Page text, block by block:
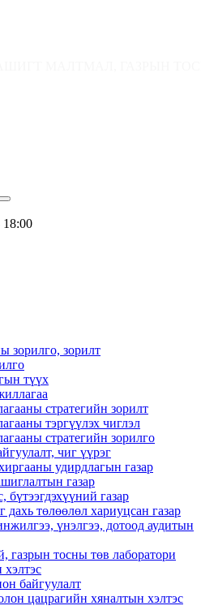
18:00
зорилго, зорилт
түүх
стратегийн зорилт
тэргүүлэх чиглэл
стратегийн зорилго
чиг үүрэг
удирдлагын газар
газар
бүтээгдэхүүний газар
дахь төлөөлөл хариуцсан газар
үнэлгээ, дотоод аудитын
газрын тосны төв лаборатори
байгуулалт
цацрагийн хяналтын хэлтэс